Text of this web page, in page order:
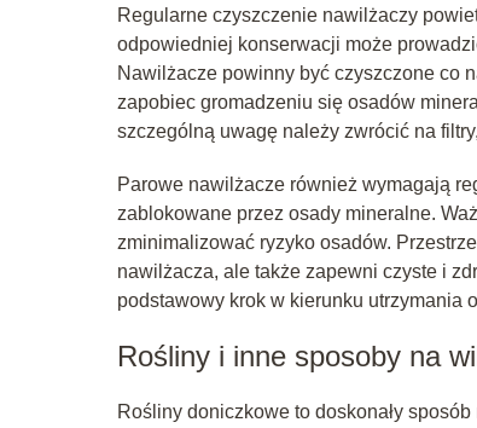
Regularne czyszczenie nawilżaczy
odpowiedniej konserwacji może
Nawilżacze powinny być czyszczone co
zapobiec gromadzeniu się osadów
szczególną uwagę należy zwrócić na
Parowe nawilżacze również wymagają
zablokowane przez osady mineralne.
zminimalizować ryzyko osadów.
nawilżacza, ale także zapewni czyste i
podstawowy krok w kierunku utrzymania
Rośliny i inne sposoby na
Rośliny doniczkowe to doskonały